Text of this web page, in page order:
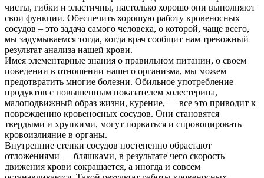
чисты, гибки и эластичны, настолько хорошо они выполняют
свои функции. Обеспечить хорошую работу кровеносных
сосудов – это задача самого человека, о которой, чаще всего,
мы задумываемся тогда, когда врач сообщит нам тревожный
результат анализа нашей крови.
Имея элементарные знания о правильном питании, о своем
поведении в отношении нашего организма, мы можем
предотвратить многие болезни. Обильное употребление
продуктов с повышенным показателем холестерина,
малоподвижный образ жизни, курение, — все это приводит к
повреждению кровеносных сосудов. Они становятся
твердыми и хрупкими, могут порваться и спровоцировать
кровоизлияние в органы.
Внутренние стенки сосудов постепенно обрастают
отложениями — бляшками, в результате чего скорость
движения крови сокращается, а иногда и совсем